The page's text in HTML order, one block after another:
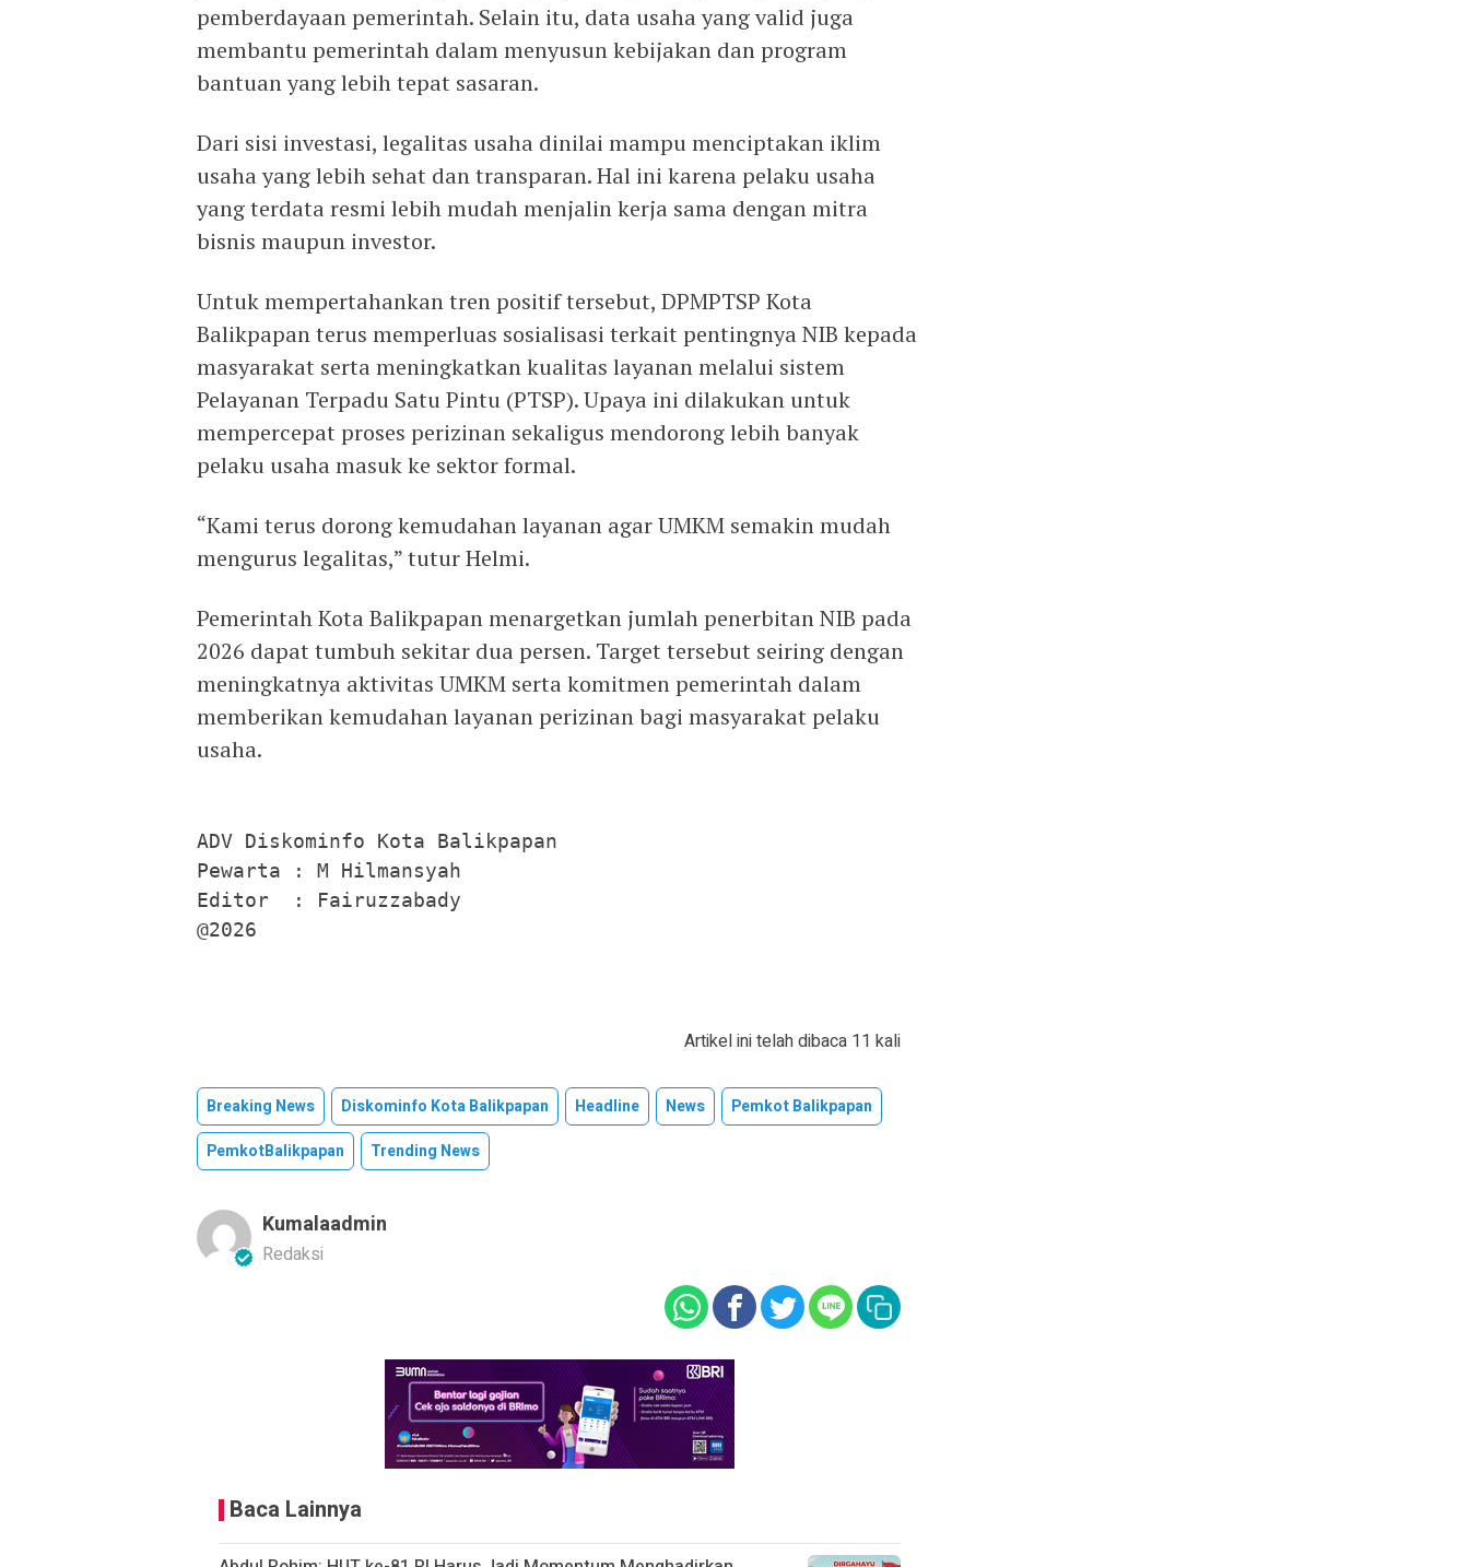
pemberdayaan pemerintah. Selain itu, data usaha yang valid juga
membantu pemerintah dalam menyusun kebijakan dan program
bantuan yang lebih tepat sasaran.
Dari sisi investasi, legalitas usaha dinilai mampu menciptakan iklim
usaha yang lebih sehat dan transparan. Hal ini karena pelaku usaha
yang terdata resmi lebih mudah menjalin kerja sama dengan mitra
bisnis maupun investor.
Untuk mempertahankan tren positif tersebut, DPMPTSP Kota
Balikpapan terus memperluas sosialisasi terkait pentingnya NIB kepada
masyarakat serta meningkatkan kualitas layanan melalui sistem
Pelayanan Terpadu Satu Pintu (PTSP). Upaya ini dilakukan untuk
mempercepat proses perizinan sekaligus mendorong lebih banyak
pelaku usaha masuk ke sektor formal.
“Kami terus dorong kemudahan layanan agar UMKM semakin mudah
mengurus legalitas,” tutur Helmi.
Pemerintah Kota Balikpapan menargetkan jumlah penerbitan NIB pada
2026 dapat tumbuh sekitar dua persen. Target tersebut seiring dengan
meningkatnya aktivitas UMKM serta komitmen pemerintah dalam
memberikan kemudahan layanan perizinan bagi masyarakat pelaku
usaha.
ADV Diskominfo Kota Balikpapan
Pewarta : M Hilmansyah
Editor  : Fairuzzabady
@2026
Artikel ini telah dibaca 11 kali
Breaking News Diskominfo Kota Balikpapan Headline News
Pemkot Balikpapan
PemkotBalikpapan
Trending News
Kumalaadmin
Redaksi
Baca Lainnya